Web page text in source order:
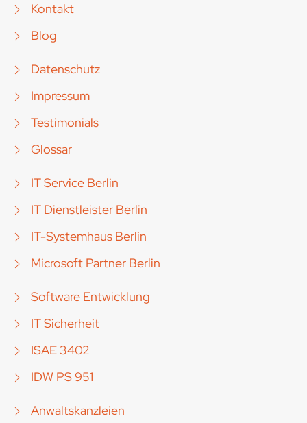
Kontakt
Blog
Datenschutz
Impressum
Testimonials
Glossar
IT Service Berlin
IT Dienstleister Berlin
IT-Systemhaus Berlin
Microsoft Partner Berlin
Software Entwicklung
IT Sicherheit
ISAE 3402
IDW PS 951
Anwaltskanzleien